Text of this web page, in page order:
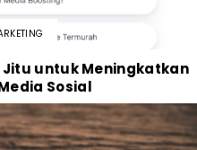
untuk Meningkatkan
Sosial